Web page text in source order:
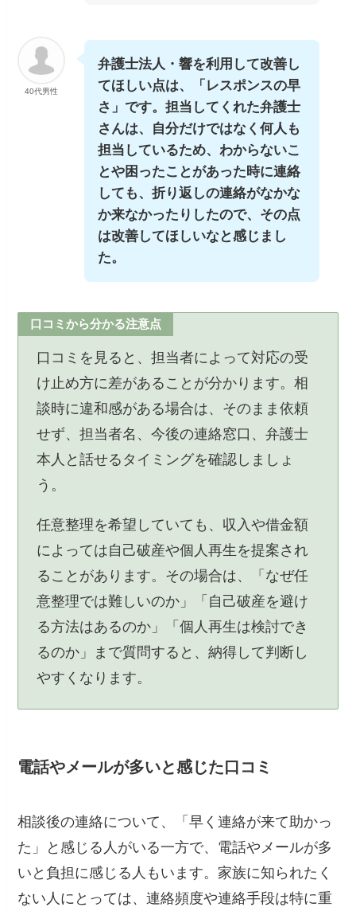
40代男性
弁護士法人・響を利用して改善し
てほしい点は、「レスポンスの早
さ」です。担当してくれた弁護士
さんは、自分だけではなく何人も
担当しているため、わからないこ
とや困ったことがあった時に連絡
しても、折り返しの連絡がなかな
か来なかったりしたので、その点
は改善してほしいなと感じまし
た。
口コミから分かる注意点
口コミを見ると、担当者によって対応の受
け止め方に差があることが分かります。相
談時に違和感がある場合は、そのまま依頼
せず、担当者名、今後の連絡窓口、弁護士
本人と話せるタイミングを確認しましょ
う。
任意整理を希望していても、収入や借金額
によっては自己破産や個人再生を提案され
ることがあります。その場合は、「なぜ任
意整理では難しいのか」「自己破産を避け
る方法はあるのか」「個人再生は検討でき
るのか」まで質問すると、納得して判断し
やすくなります。
電話やメールが多いと感じた口コミ
相談後の連絡について、「早く連絡が来て助かっ
た」と感じる人がいる一方で、電話やメールが多
いと負担に感じる人もいます。家族に知られたく
ない人にとっては、連絡頻度や連絡手段は特に重